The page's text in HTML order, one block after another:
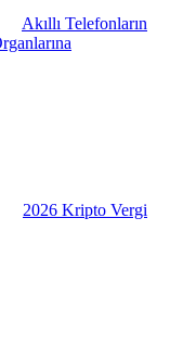
Akıllı Telefonların
2026 Kripto Vergi